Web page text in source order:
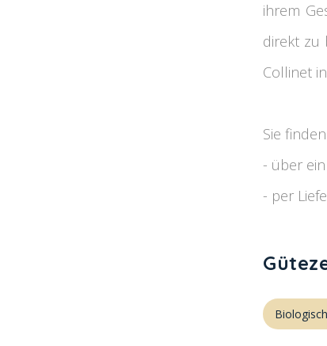
ihrem
direkt zu
Collinet
Sie
- über
- per